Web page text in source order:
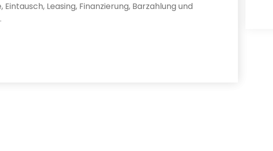
Leasing, Finanzierung, Barzahlung und